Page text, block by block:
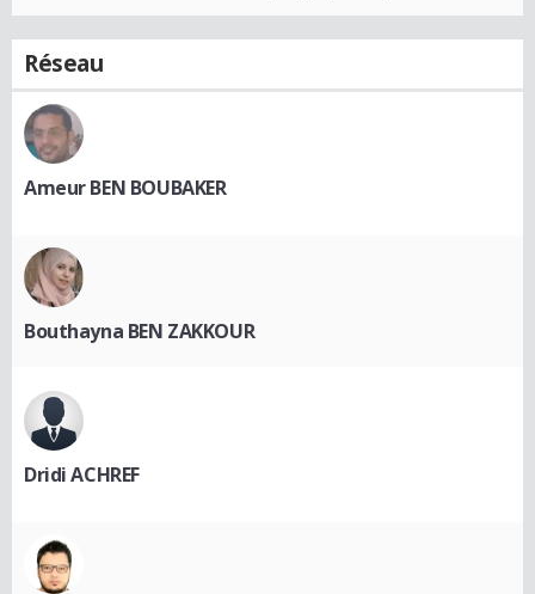
Réseau
Ameur BEN BOUBAKER
Bouthayna BEN ZAKKOUR
Dridi ACHREF